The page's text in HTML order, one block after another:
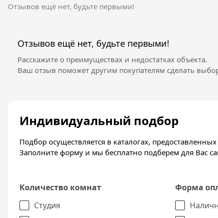
спортивные стадионы, оборудованные
Квартиры в ЖК Любимово сдаются с
стяжка пола, установлены стеклопакеты,
Отзывов ещё нет, будьте первыми!
Отзывов ещё нет, будьте первыми!
Расскажите о преимуществах и недостатках объекта.
Ваш отзыв поможет другим покупателям сделать
Индивидуальный подбор
Подбор осуществляется в каталогах,
Заполните форму и мы бесплатно подберем для Вас
Количество комнат
Студия
Форма